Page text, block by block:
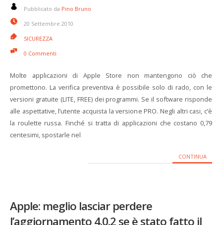
Pubblicato da Pino Bruno
20 Settembre 2010
SICUREZZA
0 Commenti
Molte applicazioni di Apple Store non mantengono ciò che
promettono. La verifica preventiva è possibile solo di rado, con le
versioni gratuite (LITE, FREE) dei programmi. Se il software risponde
alle aspettative, l’utente acquista la versione PRO. Negli altri casi, c’è
la roulette russa. Finché si tratta di applicazioni che costano 0,79
centesimi, spostarle nel
CONTINUA
Apple: meglio lasciar perdere
l’aggiornamento 4.0.2 se è stato fatto il